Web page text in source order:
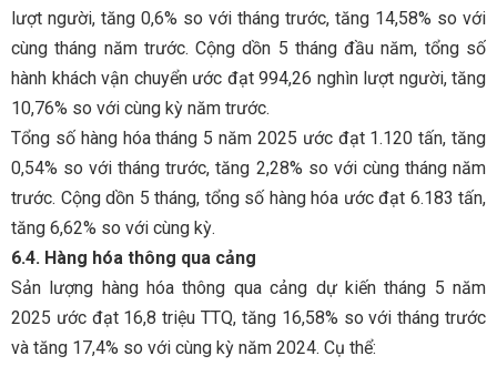
lượt người, tăng 0,6% so với tháng trước, tăng 14,58% so với
cùng tháng năm trước. Cộng dồn 5 tháng đầu năm, tổng số
hành khách vận chuyển ước đạt 994,26 nghìn lượt người, tăng
10,76% so với cùng kỳ năm trước.
Tổng số hàng hóa tháng 5 năm 2025 ước đạt 1.120 tấn, tăng
0,54% so với tháng trước, tăng 2,28% so với cùng tháng năm
trước. Cộng dồn 5 tháng, tổng số hàng hóa ước đạt 6.183 tấn,
tăng 6,62% so với cùng kỳ.
6.4. Hàng hóa thông qua cảng
Sản lượng hàng hóa thông qua cảng dự kiến tháng 5 năm
2025 ước đạt 16,8 triệu TTQ, tăng 16,58% so với tháng trước
và tăng 17,4% so với cùng kỳ năm 2024. Cụ thể: